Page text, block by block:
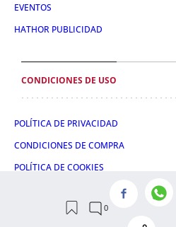
EVENTOS
HATHOR PUBLICIDAD
CONDICIONES DE USO
POLÍTICA DE PRIVACIDAD
CONDICIONES DE COMPRA
POLÍTICA DE COOKIES